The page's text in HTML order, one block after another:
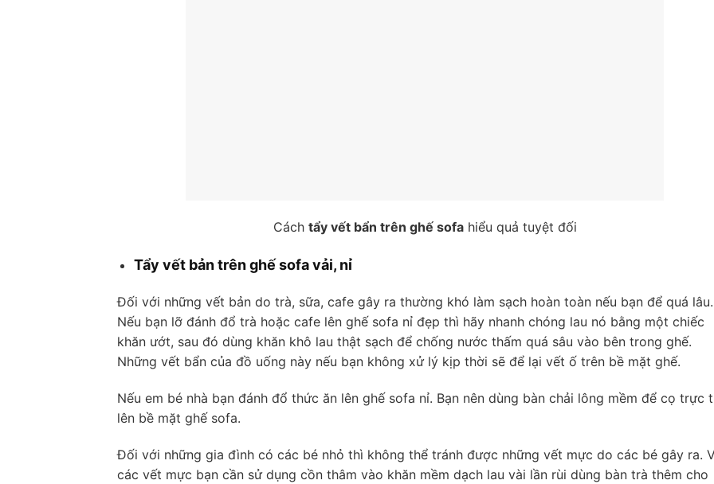
Cách tẩy vết bẩn trên ghế sofahiểu quả tuyệt đối
Tẩy vết bản trên ghế sofa vải, nỉ
Đối với những vết bản do trà, sữa, cafe gây ra thường khó làm sạch hoàn toàn nếu bạn để quá lâu.
Nếu bạn lỡ đánh đổ trà hoặc cafe lên ghế sofa nỉ đẹp thì hãy nhanh chóng lau nó bằng một chiếc
khăn ướt, sau đó dùng khăn khô lau thật sạch để chống nước thấm quá sâu vào bên trong ghế.
Những vết bẩn của đồ uống này nếu bạn không xử lý kịp thời sẽ để lại vết ố trên bề mặt ghế.
Nếu em bé nhà bạn đánh đổ thức ăn lên ghế sofa nỉ. Bạn nên dùng bàn chải lông mềm để cọ trực
lên bề mặt ghế sofa.
Đối với những gia đình có các bé nhỏ thì không thể tránh được những vết mực do các bé gây ra.
các vết mực bạn cần sử dụng cồn thâm vào khăn mềm dạch lau vài lần rùi dùng bàn trà thêm cho